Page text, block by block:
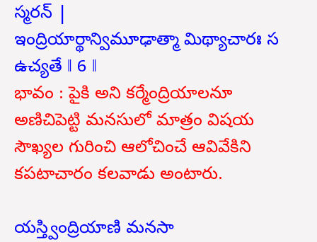
స్మరన్ |
ఇంద్రియార్థాన్విమూఢాత్మా మిథ్యాచారః స
ఉచ్యతే ‖ 6 ‖
భావం : పైకి అని కర్మేంద్రియాలనూ
అణిచిపెట్టి మనసులో మాత్రం విషయ
సౌఖ్యల గురించి ఆలోచించే ఆవివేకిని
కపటాచారం కలవాడు అంటారు.
యస్త్వింద్రియాణి మనసా